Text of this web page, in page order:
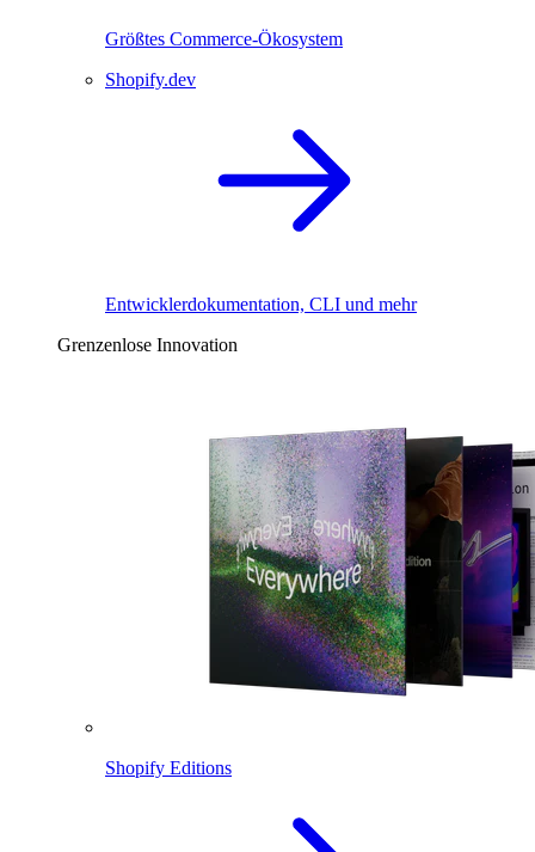
Größtes Commerce-Ökosystem
Shopify.dev
Entwicklerdokumentation, CLI und mehr
Grenzenlose Innovation
Shopify Editions